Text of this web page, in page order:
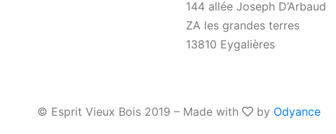
144 allée Joseph D’Arbaud
ZA les grandes terres
13810 Eygalières
© Esprit Vieux Bois 2019 – Made with by Odyance